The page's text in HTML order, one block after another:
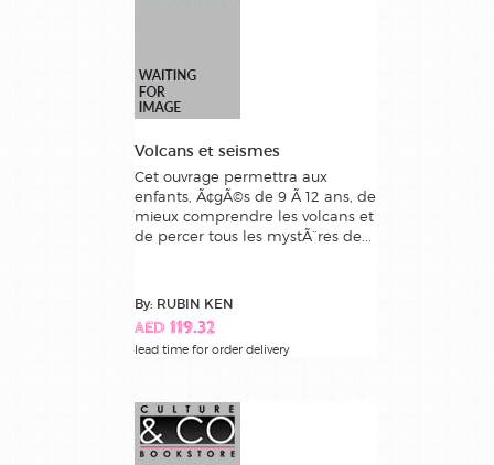
Volcans et seismes
Cet ouvrage permettra aux
enfants, Ã¢gÃ©s de 9 Ã 12 ans, de
mieux comprendre les volcans et
de percer tous les mystÃ¨res de...
By: RUBIN KEN
AED 119.32
lead time for order delivery